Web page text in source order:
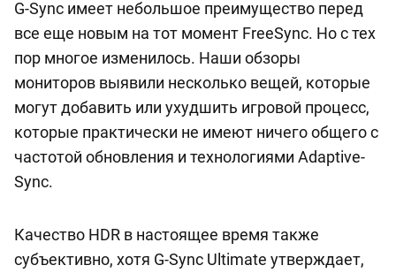
G-Sync имеет небольшое преимущество перед
все еще новым на тот момент FreeSync. Но с тех
пор многое изменилось. Наши обзоры
мониторов выявили несколько вещей, которые
могут добавить или ухудшить игровой процесс,
которые практически не имеют ничего общего с
частотой обновления и технологиями Adaptive-
Sync.
Качество HDR в настоящее время также
субъективно, хотя G-Sync Ultimate утверждает,